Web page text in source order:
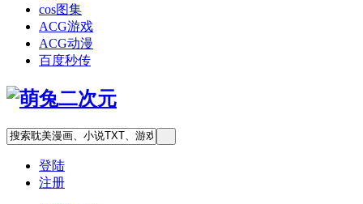
cos图集
ACG游戏
ACG动漫
百度秒传
登陆
注册